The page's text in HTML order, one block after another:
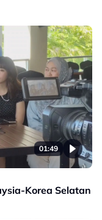
01:49
Korea Selatan